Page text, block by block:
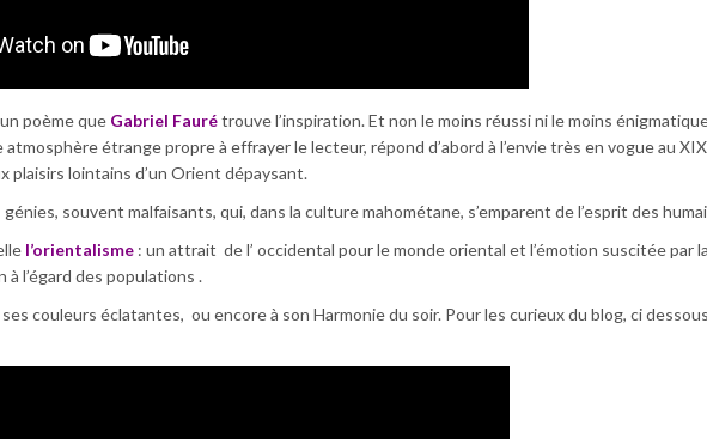
poème que Gabriel Faurétrouve l’inspiration. Et non le moins réussi ni le moins
étrange propre à effrayer le lecteur, répond d’abord à l’envie très en vogue au
plaisirs lointains d’un Orient dépaysant.
souvent malfaisants, qui, dans la culture mahométane, s’emparent de l’esprit des
l’orientalisme : un attrait de l’ occidental pour le monde oriental et l’émotion suscitée par
à l’égard des populations .
couleurs éclatantes, ou encore à son Harmonie du soir. Pour les curieux du blog, ci